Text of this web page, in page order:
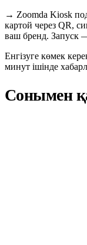
→ Zoomda Kiosk
картой через QR,
ваш бренд. Запуск
Енгізуге көмек
минут ішінде
Сонымен